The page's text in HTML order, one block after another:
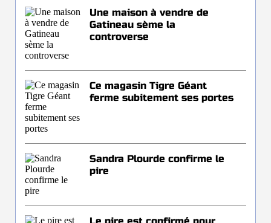
Une maison à vendre de
Gatineau sème la
controverse
Ce magasin Tigre Géant
ferme subitement ses portes
Sandra Plourde confirme le
pire
Le pire est confirmé pour